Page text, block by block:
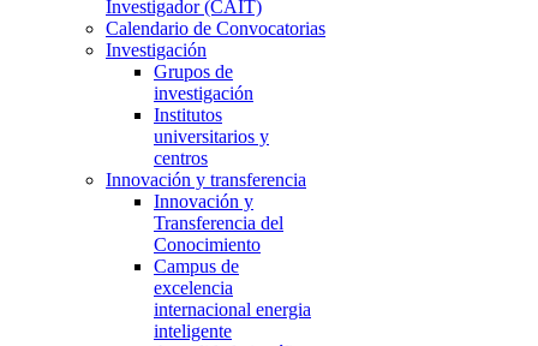
Investigador (CAIT)
Calendario de Convocatorias
Investigación
Grupos de
investigación
Institutos
universitarios y
centros
Innovación y transferencia
Innovación y
Transferencia del
Conocimiento
Campus de
excelencia
internacional energia
inteligente